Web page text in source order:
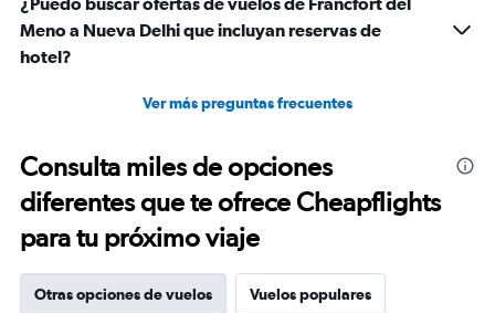
Meno a Nueva Delhi que incluyan reservas de
hotel?
Ver más preguntas frecuentes
Consulta miles de opciones
diferentes que te ofrece Cheapflights
para tu próximo viaje
Otras opciones de vuelos Vuelos populares